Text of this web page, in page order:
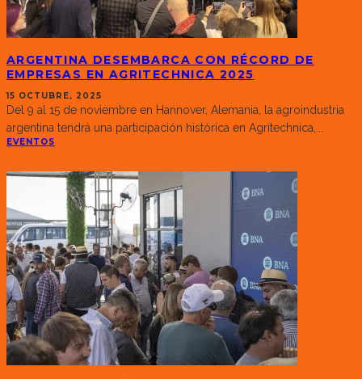
ARGENTINA DESEMBARCA CON RÉCORD DE
EMPRESAS EN AGRITECHNICA 2025
15 OCTUBRE, 2025
Del 9 al 15 de noviembre en Hannover, Alemania, la agroindustria
argentina tendrá una participación histórica en Agritechnica,...
EVENTOS